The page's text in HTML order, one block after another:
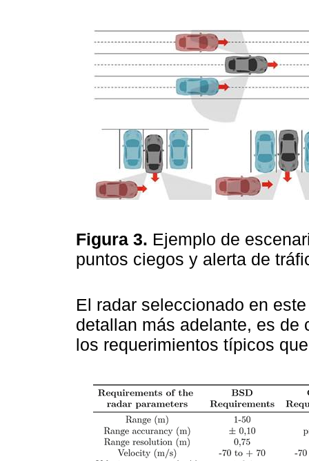
Figura 3. Ejemplo de
puntos ciegos y alerta de
El radar seleccionado en
detallan más adelante, es de
los requerimientos típicos